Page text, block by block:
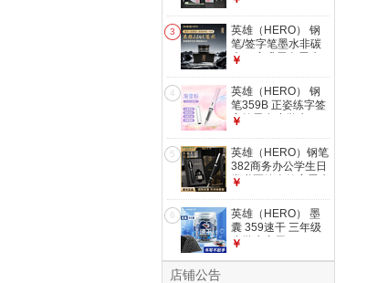
3
英雄（HERO） 钢
笔/签字笔墨水非碳
素60毫升黑色墨水
￥
4
英雄（HERO） 钢
笔359B 正姿练字签
字笔男女小学生3-6
物孩儿童 EF尖 渐变
粉白
￥
5
英雄（HERO）钢笔
382商务办公学生日
常书写铱金签字墨水
￥
6
英雄（HERO） 墨
囊 359速干 三年级
小学生专用 3.4mm
￥
店铺公告